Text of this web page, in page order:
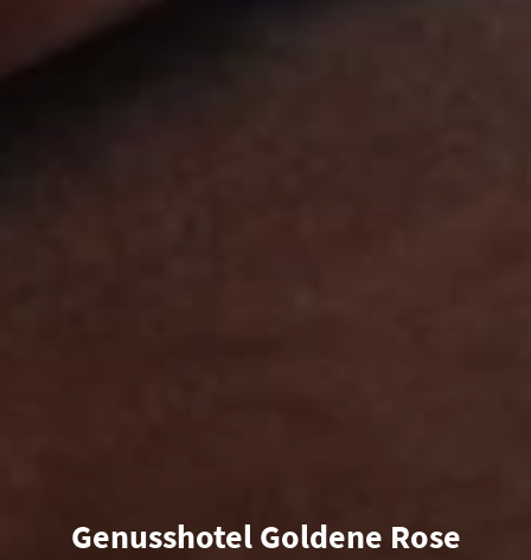
Genusshotel Goldene Rose